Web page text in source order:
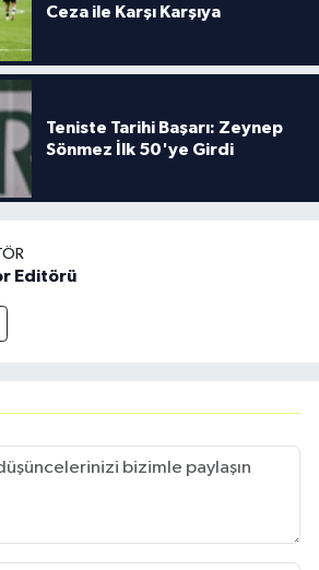
Ceza ile Karşı Karşıya
Teniste Tarihi Başarı: Zeynep
Sönmez İlk 50'ye Girdi
Editörü